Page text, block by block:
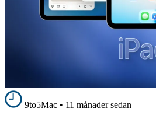
9to5Mac • 11 månader sedan